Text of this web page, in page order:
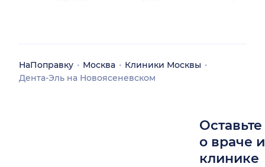
НаПоправку Москва
Клиники Москвы
Дента-Эль на Новоясеневском
о враче
клинике